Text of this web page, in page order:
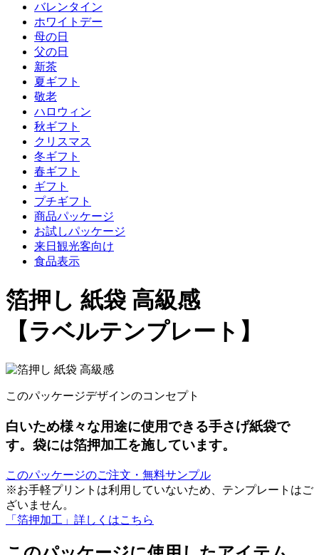
バレンタイン
ホワイトデー
母の日
父の日
新茶
夏ギフト
敬老
ハロウィン
秋ギフト
クリスマス
冬ギフト
春ギフト
ギフト
プチギフト
商品パッケージ
お試しパッケージ
来日観光客向け
食品表示
箔押し 紙袋 高級感
【ラベルテンプレート】
このパッケージデザインのコンセプト
白いため様々な用途に使用できる手さげ紙袋で
す。袋には箔押加工を施しています。
このパッケージのご注文・無料サンプル
※お手軽プリントは利用していないため、テンプレートはご
ざいません。
「箔押加工」詳しくはこちら